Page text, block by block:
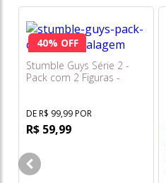
40% OFF
Stumble Guys Série 2 -
Pack com 2 Figuras -
DE R$ 99,99 POR
R$ 59,99